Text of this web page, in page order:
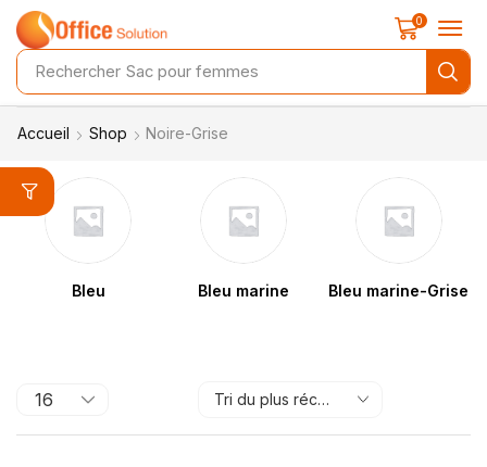
Rechercher Sac pour femmes
0
Accueil Shop Noire-Grise
Bleu Bleu marine Bleu marine-Grise